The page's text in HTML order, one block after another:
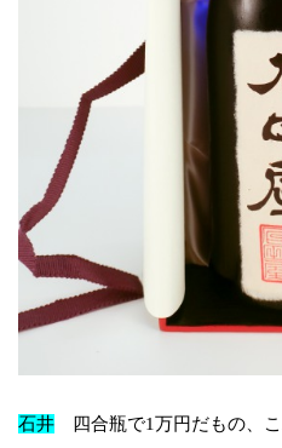
石井 四合瓶で1万円だもの、こ